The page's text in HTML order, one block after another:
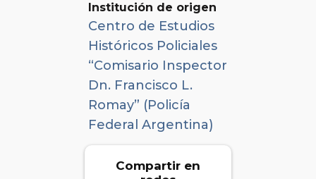
Institución de origen
Centro de Estudios
Históricos Policiales
“Comisario Inspector
Dn. Francisco L.
Romay” (Policía
Federal Argentina)
Compartir en